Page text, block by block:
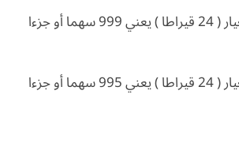
السبائك الفضية معيار ( 24 قيراطا ) يعني 999 سهما أو جزءا
السبائك الفضية معيار ( 24 قيراطا ) يعني 995 سهما أو جزءا